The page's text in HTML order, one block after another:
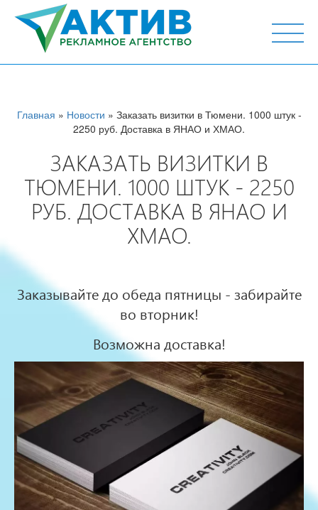
г. Тюмень, ул. М.Горького 44, офис 204
Главная » Новости » Заказать визитки в Тюмени. 1000 штук -
2250 руб. Доставка в ЯНАО и ХМАО.
ЗАКАЗАТЬ ВИЗИТКИ В
ТЮМЕНИ. 1000 ШТУК - 2250
РУБ. ДОСТАВКА В ЯНАО И
ХМАО.
Заказывайте до обеда пятницы - забирайте
во вторник!
Возможна доставка!